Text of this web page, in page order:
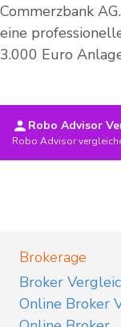
Commerzbank
eine
3.000 Euro
Robo Advisor
Robo Advisor
Brokerage
Broker
Online Broker